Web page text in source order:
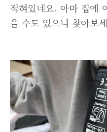
적혀있네요. 아마 집에
을 수도 있으니 찾아보